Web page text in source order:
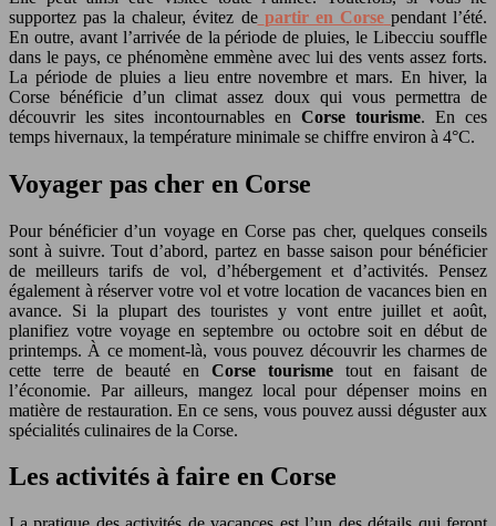
supportez pas la chaleur, évitez de partir en Corse pendant l’été.
En outre, avant l’arrivée de la période de pluies, le Libecciu souffle
dans le pays, ce phénomène emmène avec lui des vents assez forts.
La période de pluies a lieu entre novembre et mars. En hiver, la
Corse bénéficie d’un climat assez doux qui vous permettra de
découvrir les sites incontournables en Corse tourisme. En ces
temps hivernaux, la température minimale se chiffre environ à 4°C.
Voyager pas cher en Corse
Pour bénéficier d’un voyage en Corse pas cher, quelques conseils
sont à suivre. Tout d’abord, partez en basse saison pour bénéficier
de meilleurs tarifs de vol, d’hébergement et d’activités. Pensez
également à réserver votre vol et votre location de vacances bien en
avance. Si la plupart des touristes y vont entre juillet et août,
planifiez votre voyage en septembre ou octobre soit en début de
printemps. À ce moment-là, vous pouvez découvrir les charmes de
cette terre de beauté en Corse tourisme tout en faisant de
l’économie. Par ailleurs, mangez local pour dépenser moins en
matière de restauration. En ce sens, vous pouvez aussi déguster aux
spécialités culinaires de la Corse.
Les activités à faire en Corse